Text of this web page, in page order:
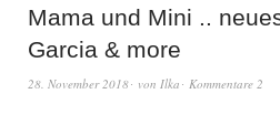
Mama und Mini ..
Garcia & more
28. November 2018 von Ilka Kommentare 2